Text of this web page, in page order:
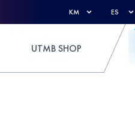
KM ES
UTMB SHOP